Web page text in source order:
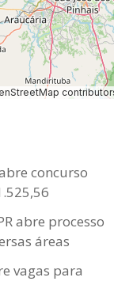
concurso
abre processo
áreas
vagas para